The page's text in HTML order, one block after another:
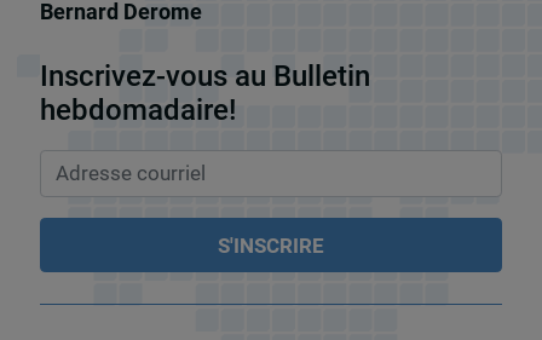
Bernard Derome
Inscrivez-vous au Bulletin
hebdomadaire!